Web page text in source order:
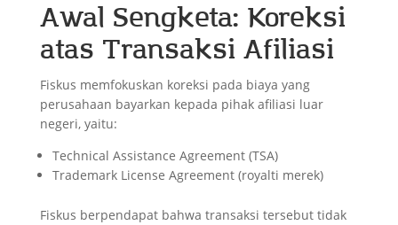
Awal Sengketa: Koreksi
atas Transaksi Afiliasi
Fiskus memfokuskan koreksi pada biaya yang
perusahaan bayarkan kepada pihak afiliasi luar
negeri, yaitu:
Technical Assistance Agreement (TSA)
Trademark License Agreement (royalti merek)
Fiskus berpendapat bahwa transaksi tersebut tidak